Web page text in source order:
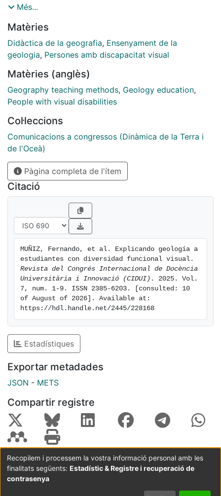
funcional visual. Para tal fin, se ha realizado la
materiales, llevándolo sobre todo al terreno de la
percepción táctil; y se ha contado con la presencia de
especialistas en Geología y de la ONCE (Organización
realizadas se encuadran en cuatro grupos según
materias, y son: (1) Minerales, (2) Rocas, (3)
Gearqueología y (4) Evolución.
Més...
Matèries
Didàctica de la geografia, Ensenyament de la
geologia, Persones amb discapacitat visual
Matèries (anglès)
Geography teaching methods, Geology education,
People with visual disabilities
Col·leccions
Comunicacions a congressos (Dinàmica de la Terra i
de l'Oceà)
Pàgina completa de l'ítem
Citació
MUÑIZ, Fernando, et al. Explicando geología a
Revista del Congrés Internacional de Docència
Universitària i Innovació (CIDUI) . 2025. Vol.
7, num. 1-9. ISSN 2385-6203. [consulted: 10
of August of 2026]. Available at:
https://hdl.handle.net/2445/228168
Estadístiques
Exportar metadades
JSON - METS
Compartir registre
Coordinació:CRAI UB Avís legal
Metadades
subjectes a:
Recopilem i processem la vostra informació personal amb les
finalitats següents: Estadístic & Registre i recuperació de
contrasenya